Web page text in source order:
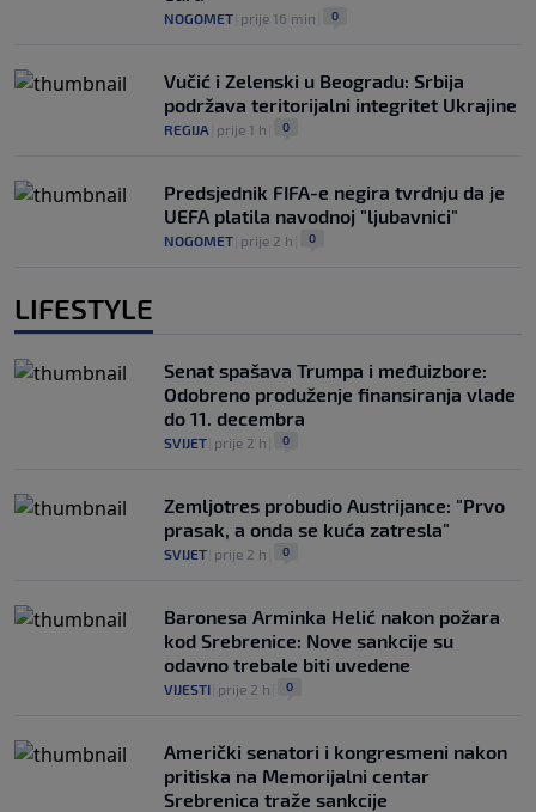
NOGOMET prije 16 min 0
Vučić i Zelenski u Beogradu: Srbija
podržava teritorijalni integritet Ukrajine
REGIJA prije 1 h 0
Predsjednik FIFA-e negira tvrdnju da je
UEFA platila navodnoj "ljubavnici"
NOGOMET prije 2 h 0
LIFESTYLE
Senat spašava Trumpa i međuizbore:
Odobreno produženje finansiranja vlade
do 11. decembra
SVIJET prije 2 h 0
Zemljotres probudio Austrijance: "Prvo
prasak, a onda se kuća zatresla"
SVIJET prije 2 h 0
Baronesa Arminka Helić nakon požara
kod Srebrenice: Nove sankcije su
odavno trebale biti uvedene
VIJESTI prije 2 h 0
Američki senatori i kongresmeni nakon
pritiska na Memorijalni centar
Srebrenica traže sankcije